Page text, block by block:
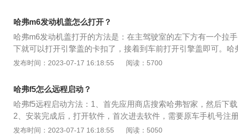
m，宽度是1060mm，高度是910mm。
哈弗m6发动机盖怎么打开？
哈弗m6发动机盖打开的方法是：在主驾驶室的左下方有一个拉
下就可以打开引擎盖的卡扣了，接着到车前打开引擎盖即可。哈
旗下的紧凑型suv，其长宽高分别为4664mm、1830mm、
了1.5l涡轮增压发动机，最大马力是150ps，最大扭矩是110nm，
kw，与其匹配的是6挡手动变速箱。
发布时间：2023-07-17 16:18:55 阅读：5700
哈弗f5怎么远程启动？
哈弗f5远程启动方法：1、首先应用商店搜索哈弗智家，然后下载
2、安装完成后，打开软件，首次进去软件，需要原车手机号注
号，接收验证码，然后点登录；4、远程启动在爱车界面，进入界
发布时间：2023-07-17 16:18:55 阅读：5050